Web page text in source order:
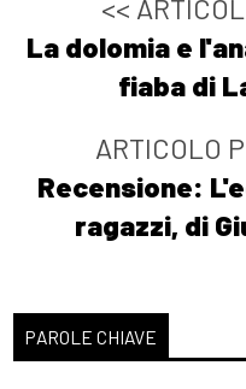
<<
La dolomia e
fiaba di
ARTICOLO
Recensione:
ragazzi, di
PAROLE CHIAVE